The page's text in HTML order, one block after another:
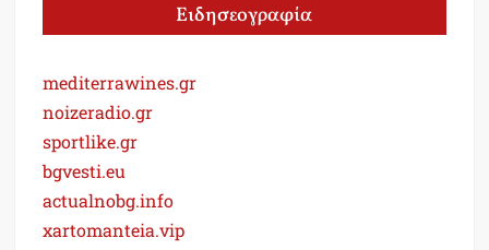
Ειδησεογραφία
mediterrawines.gr
noizeradio.gr
sportlike.gr
bgvesti.eu
actualnobg.info
xartomanteia.vip